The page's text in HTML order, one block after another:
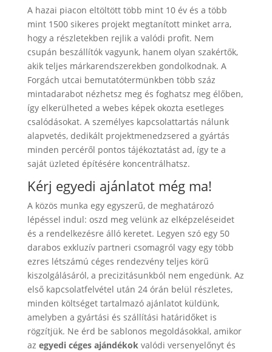
A hazai piacon eltöltött több mint 10 év és a több
mint 1500 sikeres projekt megtanított minket arra,
hogy a részletekben rejlik a valódi profit. Nem
csupán beszállítók vagyunk, hanem olyan szakértők,
akik teljes márkarendszerekben gondolkodnak. A
Forgách utcai bemutatótermünkben több száz
mintadarabot nézhetsz meg és foghatsz meg élőben,
így elkerülheted a webes képek okozta esetleges
csalódásokat. A személyes kapcsolattartás nálunk
alapvetés, dedikált projektmenedzsered a gyártás
minden percéről pontos tájékoztatást ad, így te a
saját üzleted építésére koncentrálhatsz.
Kérj egyedi ajánlatot még ma!
A közös munka egy egyszerű, de meghatározó
lépéssel indul: oszd meg velünk az elképzeléseidet
és a rendelkezésre álló keretet. Legyen szó egy 50
darabos exkluzív partneri csomagról vagy egy több
ezres létszámú céges rendezvény teljes körű
kiszolgálásáról, a precizitásunkból nem engedünk. Az
első kapcsolatfelvétel után 24 órán belül részletes,
minden költséget tartalmazó ajánlatot küldünk,
amelyben a gyártási és szállítási határidőket is
rögzítjük. Ne érd be sablonos megoldásokkal, amikor
az egyedi céges ajándékok valódi versenyelőnyt és